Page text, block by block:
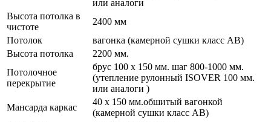
или аналоги
Высота потолка в
чистоте
2400 мм
Потолок
вагонка (камерной сушки класс АВ)
Высота потолка
2200 мм.
Потолочное
перекрытие
брус 100 х 150 мм. шаг 800-1000 мм.
(утепление рулонный ISOVER 100 мм.
или аналоги )
Мансарда каркас
40 х 150 мм.обшитый вагонкой
(камерной сушки класс АВ)